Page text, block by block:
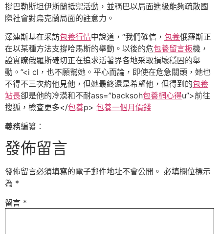
撐巴勒斯坦伊斯蘭抵禦活動，並稱巴以局面進級能夠疏散國
際社會對烏克蘭局面的註意力。
澤連斯基在采訪包養行情中說道，“我們確信， 包養俄羅斯正
在以某種方法支撐哈馬斯的舉動。以後的危包養留言板機，
證實瞭俄羅斯確切正在追求活著界各地采取損壞穩固的舉
動。”<i cl，也不願幫她。平心而論，即使在危急關頭，她也
不得不三次約他見他，但她最終還是希望他，但得到的包養
站長卻是他的冷漠和不耐ass=”backsoh包養網心得u”>前往
搜狐，檢查更多</包養p> 包養一個月價錢
義務編纂：
發佈留言
發佈留言必須填寫的電子郵件地址不會公開。 必填欄位標示
為 *
留言 *